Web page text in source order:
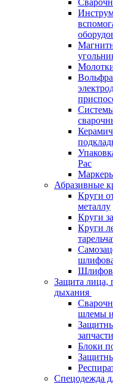
Pac
Абразивные
Круги
металлу
Круги
Круги
Защита лица,
дыхания
шлемы
Блоки
Спецодежда